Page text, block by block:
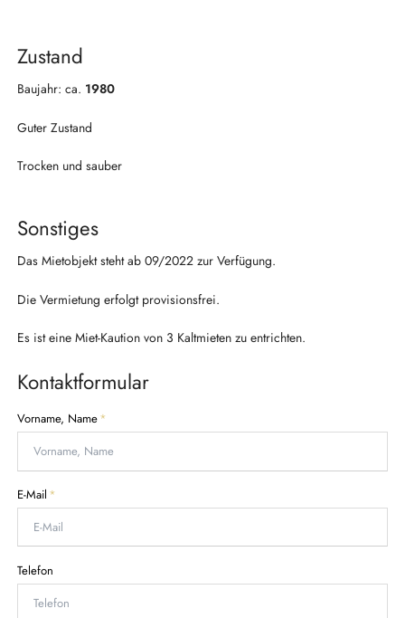
Zustand
Baujahr: ca. 1980
Guter Zustand
Trocken und sauber
Sonstiges
Das Mietobjekt steht ab 09/2022 zur Verfügung.
Die Vermietung erfolgt provisionsfrei.
Es ist eine Miet-Kaution von 3 Kaltmieten zu entrichten.
Kontaktformular
P
f
i
c
h
l
d
Vorname, Name*
P
f
i
c
h
E-Mail *
Telefon